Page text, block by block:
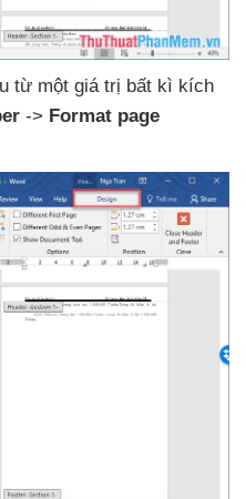
từ một giá trị bất kì kích
-> Format page